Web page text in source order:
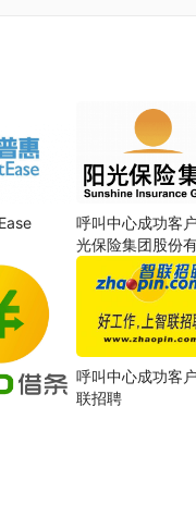
呼叫中心成功客
光保险集团股份
司
呼叫中心成功客
联招聘